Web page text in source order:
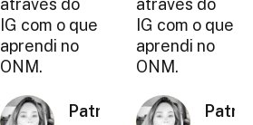
através do
IG com o que
aprendi no
ONM.
Patrícia
através do
IG com o que
aprendi no
ONM.